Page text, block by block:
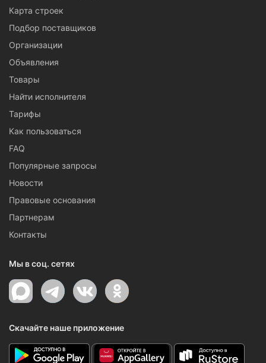
Карта строек
Подбор поставщиков
Организации
Объявления
Товары
Найти исполнителя
Тарифы
Как пользоваться
FAQ
Популярные запросы
Новости
Правовые основания
Партнерам
Контакты
Мы в соц. сетях
Скачайте наше приложение